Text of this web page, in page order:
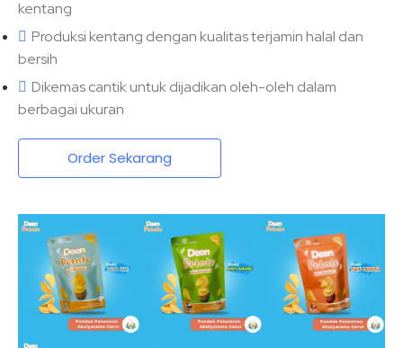
kentang
Produksi kentang dengan kualitas terjamin halal dan
bersih
Dikemas cantik untuk dijadikan oleh-oleh dalam
berbagai ukuran
Order Sekarang